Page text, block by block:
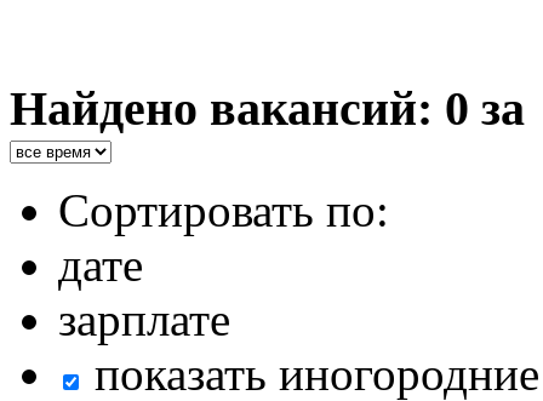
Найдено вакансий: 0 за
Сортировать по:
дате
зарплате
показать